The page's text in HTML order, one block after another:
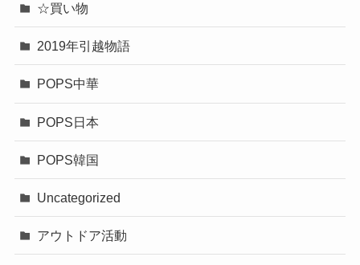
☆買い物
2019年引越物語
POPS中華
POPS日本
POPS韓国
Uncategorized
アウトドア活動